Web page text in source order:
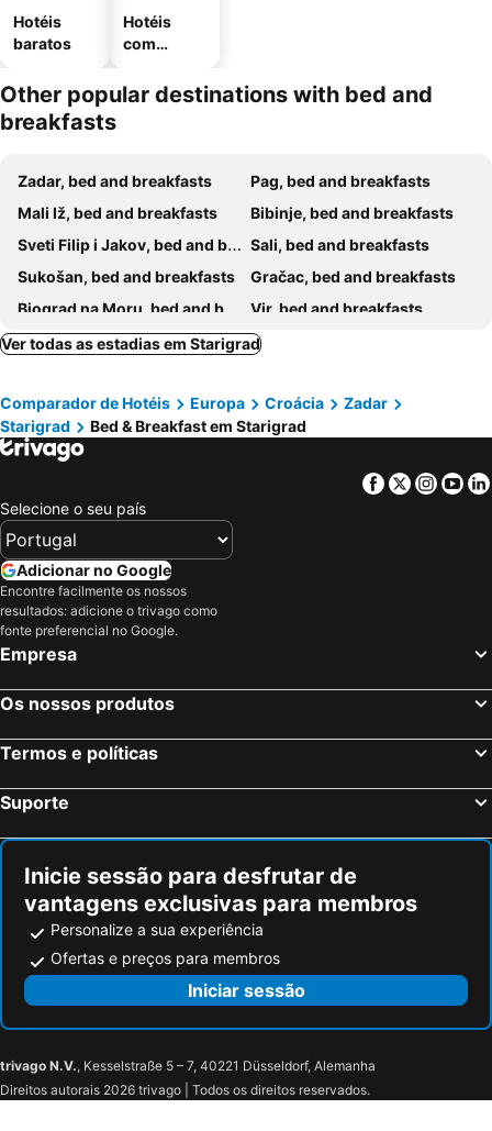
Hotéis
baratos
Hotéis
com
mento
Other popular destinations with bed and
breakfasts
Zadar, bed and breakfasts
Pag, bed and breakfasts
Mali Iž, bed and breakfasts
Bibinje, bed and breakfasts
Sveti Filip i Jakov, bed and breakfasts
Sali, bed and breakfasts
Sukošan, bed and breakfasts
Gračac, bed and breakfasts
Biograd na Moru, bed and breakfasts
Vir, bed and breakfasts
Novigrad, bed and breakfasts
Pakoštane, bed and breakfasts
Privlaka, bed and breakfasts
Vrsi, bed and breakfasts
Karlobag, bed and breakfasts
Benkovac, bed and breakfasts
Obrovac, bed and breakfasts
Ver todas as estadias em Starigrad
Comparador de Hotéis Europa Croácia
Zadar
Starigrad
Bed & Breakfast em Starigrad
Facebook
Twitter
Selecione o seu país
Adicionar no Google
Encontre facilmente os nossos
resultados: adicione o trivago como
fonte preferencial no Google.
Empresa
Os nossos produtos
Termos e políticas
Suporte
Inicie sessão para desfrutar de
vantagens exclusivas para membros
Personalize a sua experiência
Ofertas e preços para membros
Iniciar sessão
trivago N.V., Kesselstraße 5 – 7, 40221 Düsseldorf, Alemanha
Direitos autorais 2026 trivago | Todos os direitos reservados.